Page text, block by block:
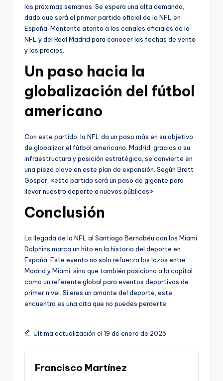
las próximas semanas. Se espera una alta demanda,
dado que será el primer partido oficial de la NFL en
España. Mantente atento a los canales oficiales de la
NFL y del Real Madrid para conocer las fechas de venta
y los precios.
Un paso hacia la
globalización del fútbol
americano
Con este partido, la NFL da un paso más en su objetivo
de globalizar el fútbol americano. Madrid, gracias a su
infraestructura y posición estratégica, se convierte en
una pieza clave en este plan de expansión. Según Brett
Gosper, «este partido será un paso de gigante para
llevar nuestro deporte a nuevos públicos».
Conclusión
La llegada de la NFL al Santiago Bernabéu con los Miami
Dolphins marca un hito en la historia del deporte en
España. Este evento no solo refuerza los lazos entre
Madrid y Miami, sino que también posiciona a la capital
como un referente global para eventos deportivos de
primer nivel. Si eres un amante del deporte, este
encuentro es una cita que no puedes perderte.
Última actualización el 19 de enero de 2025
Francisco Martínez